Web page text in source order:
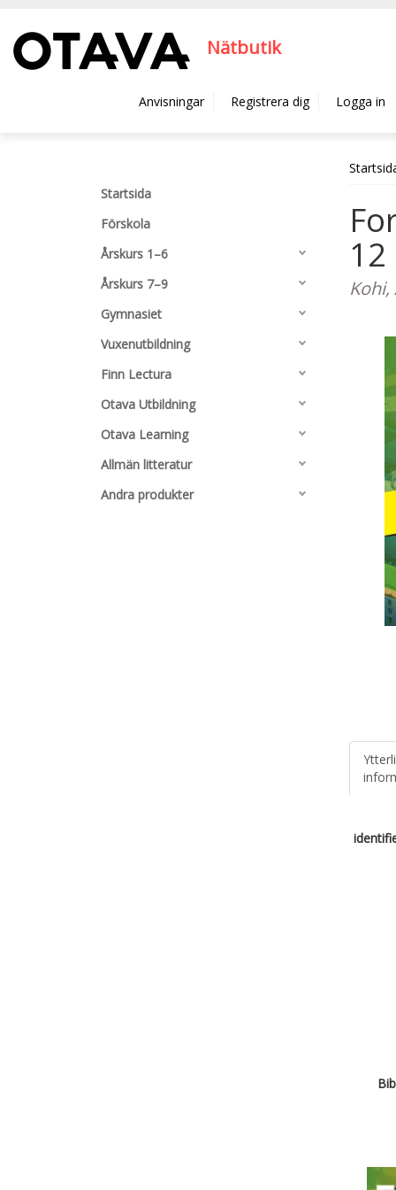
Nätbutik
Anvisningar Registrera dig Logga in
Startsida
Förskola
Årskurs 1–6
Årskurs 7–9
Gymnasiet
Vuxenutbildning
Finn Lectura
Otava Utbildning
Otava Learning
Allmän litteratur
Andra produkter